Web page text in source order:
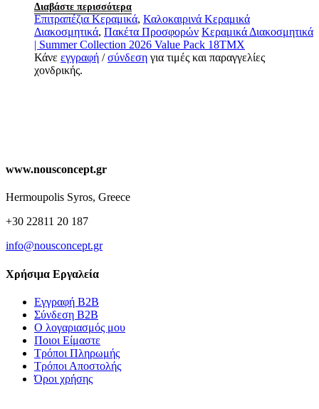
Διαβάστε περισσότερα
Επιτραπέζια Κεραμικά, Καλοκαιρινά Κεραμικά
Διακοσμητικά, Πακέτα Προσφορών Κεραμικά Διακοσμητικά
| Summer Collection 2026 Value Pack 18ΤΜΧ
Κάνε εγγραφή /σύνδεση για τιμές και παραγγελίες
χονδρικής.
www.nousconcept.gr
Hermoupolis Syros, Greece
+30 22811 20 187
info@nousconcept.gr
Χρήσιμα Εργαλεία
Εγγραφή Β2Β
Σύνδεση Β2Β
Ο λογαριασμός μου
Ποιοι Είμαστε
Τρόποι Πληρωμής
Τρόποι Αποστολής
Όροι χρήσης